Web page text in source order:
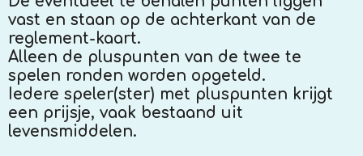
vast en staan op de achterkant van de
reglement-kaart.
Alleen de pluspunten van de twee te
spelen ronden worden opgeteld.
Iedere speler(ster) met pluspunten krijgt
een prijsje, vaak bestaand uit
levensmiddelen.